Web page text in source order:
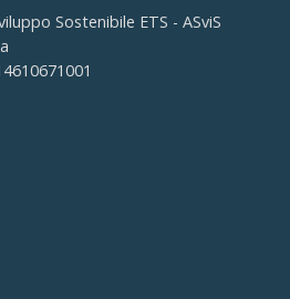
Sostenibile ETS - ASviS